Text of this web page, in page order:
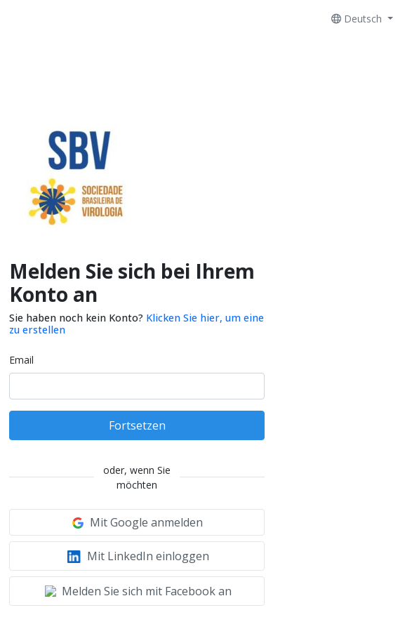
Deutsch
Melden Sie sich bei Ihrem
Konto an
Sie haben noch kein Konto? Klicken Sie hier, um eine
zu erstellen
Email
Fortsetzen
oder, wenn Sie
möchten
Mit Google anmelden
Mit LinkedIn einloggen
Melden Sie sich mit Facebook an